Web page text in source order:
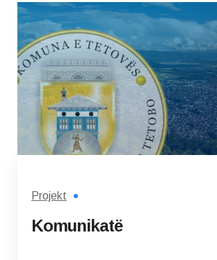
Projekt
Komunikatë